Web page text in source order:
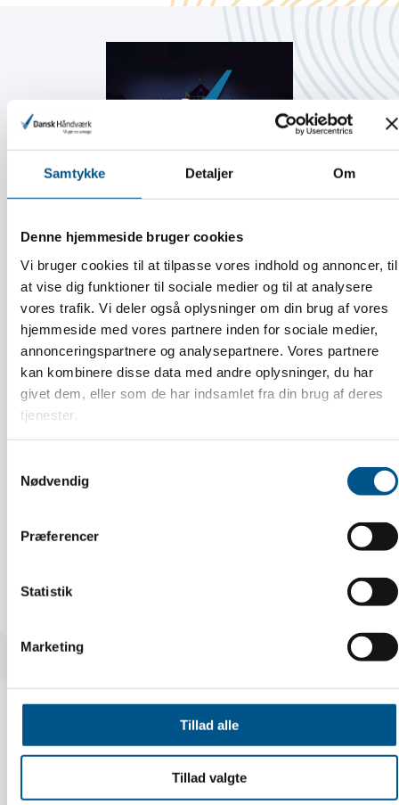
Samtykke Detaljer Om
Denne hjemmeside bruger cookies
Vi bruger cookies til at tilpasse vores indhold og annoncer, til
at vise dig funktioner til sociale medier og til at analysere
vores trafik. Vi deler også oplysninger om din brug af vores
hjemmeside med vores partnere inden for sociale medier,
annonceringspartnere og analysepartnere. Vores partnere
kan kombinere disse data med andre oplysninger, du har
givet dem, eller som de har indsamlet fra din brug af deres
tjenester.
Nødvendig
Præferencer
Statistik
Marketing
Tillad alle
Tillad valgte
Årets Mester Fest for Dansk
Håndværks Mestre
LÆS MERE